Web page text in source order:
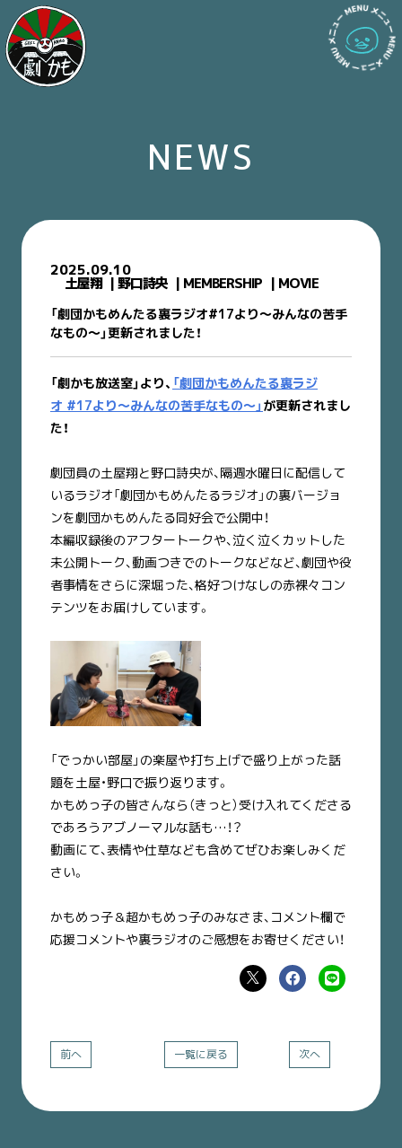
NEWS
2025.09.10
土屋翔 野口詩央 MEMBERSHIP MOVIE
「劇団かもめんたる裏ラジオ#17より〜みんなの苦手
なもの〜」更新されました！
「劇かも放送室」より、 「劇団かもめんたる裏ラジ
オ #17より〜みんなの苦手なもの〜」 が更新されまし
た！
劇団員の土屋翔と野口詩央が、隔週水曜日に配信して
いるラジオ「劇団かもめんたるラジオ」の裏バージョ
ンを劇団かもめんたる同好会で公開中！
本編収録後のアフタートークや、泣く泣くカットした
未公開トーク、動画つきでのトークなどなど、劇団や役
者事情をさらに深堀った、格好つけなしの赤裸々コン
テンツをお届けしています。
「でっかい部屋」の楽屋や打ち上げで盛り上がった話
題を土屋・野口で振り返ります。
かもめっ子の皆さんなら（きっと）受け入れてくださる
であろうアブノーマルな話も…！？
動画にて、表情や仕草なども含めてぜひお楽しみくだ
さい。
かもめっ子＆超かもめっ子のみなさま、コメント欄で
応援コメントや裏ラジオのご感想をお寄せください！
前へ 一覧に戻る 次へ